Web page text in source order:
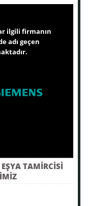
ilgili firmanın
adı geçen
TAMIRCISI